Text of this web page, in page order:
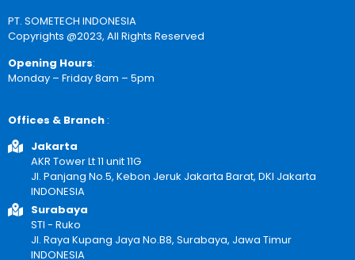
PT. SOMETECH INDONESIA
Copyrights @2023, All Rights Reserved
Opening Hours:
Monday – Friday 8am – 5pm
Offices & Branch :
Jakarta
AKR Tower Lt 11 unit 11G
Jl. Panjang No.5, Kebon Jeruk Jakarta Barat, DKI Jakarta
INDONESIA
Surabaya
STI - Ruko
Jl. Raya Kupang Jaya No.B8, Surabaya, Jawa Timur
INDONESIA